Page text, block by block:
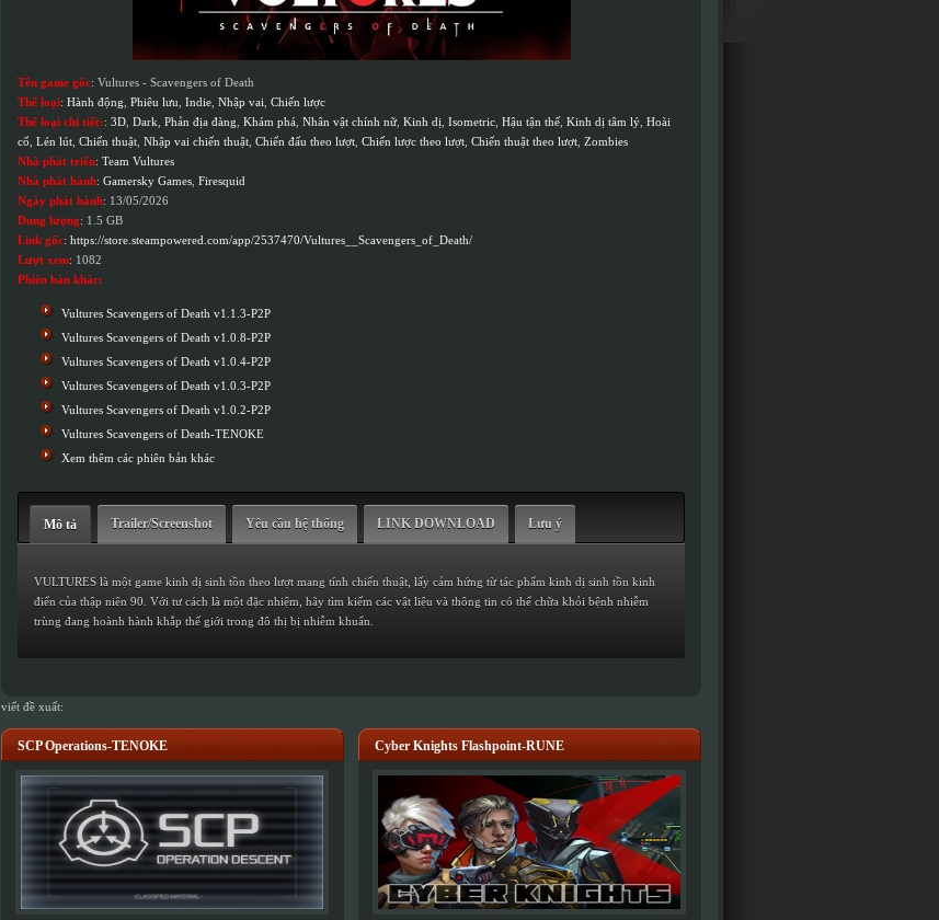
Tên game gốc: Vultures - Scavengers of Death
Thể loại: Hành động Phiêu lưu Indie Nhập vai Chiến lược
Thể loại chi tiết:: 3D Dark Phản địa đàng Khám phá Nhân vật chính nữ, Kinh dị Isometric Hậu tận thế Kinh dị tâm lý Hoài
cổ Lén lút Chiến thuật Nhập vai chiến thuật Chiến đấu theo lượt Chiến lược theo lượt Chiến thuật theo lượt Zombies
Nhà phát triển: Team Vultures
Nhà phát hành: Gamersky Games Firesquid
Ngày phát hành: 13/05/2026
Dung lượng: 1.5 GB
Link gốc: https://store.steampowered.com/app/2537470/Vultures__Scavengers_of_Death/
Lượt xem: 1082
Phiên bản khác:
Vultures Scavengers of Death v1.1.3-P2P
Vultures Scavengers of Death v1.0.8-P2P
Vultures Scavengers of Death v1.0.4-P2P
Vultures Scavengers of Death v1.0.3-P2P
Vultures Scavengers of Death v1.0.2-P2P
Vultures Scavengers of Death-TENOKE
Xem thêm các phiên bản khác
Mô tả Trailer/Screenshot Yêu cầu hệ thống LINK DOWNLOAD Lưu ý
VULTURES là một game kinh dị sinh tồn theo lượt mang tính chiến thuật, lấy cảm hứng từ tác phẩm kinh dị sinh tồn kinh
điển của thập niên 90. Với tư cách là một đặc nhiệm, hãy tìm kiếm các vật liệu và thông tin có thể chữa khỏi bệnh nhiễm
trùng đang hoành hành khắp thế giới trong đô thị bị nhiễm khuẩn.
viết đề xuất:
SCP Operations-TENOKE Cyber Knights Flashpoint-RUNE